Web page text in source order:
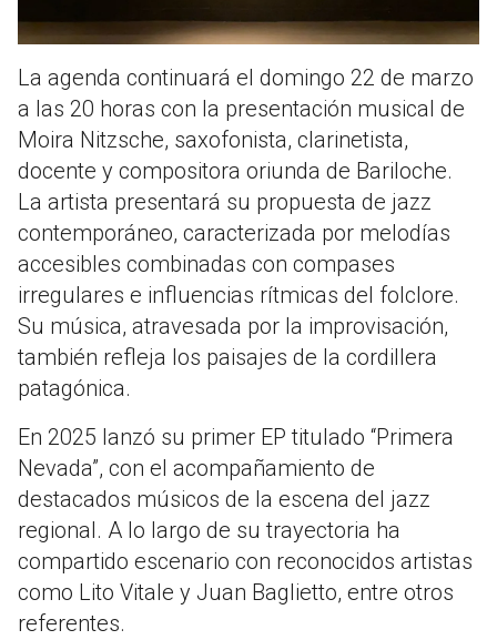
La agenda continuará el domingo 22 de marzo
a las 20 horas con la presentación musical de
Moira Nitzsche, saxofonista, clarinetista,
docente y compositora oriunda de Bariloche.
La artista presentará su propuesta de jazz
contemporáneo, caracterizada por melodías
accesibles combinadas con compases
irregulares e influencias rítmicas del folclore.
Su música, atravesada por la improvisación,
también refleja los paisajes de la cordillera
patagónica.
En 2025 lanzó su primer EP titulado “Primera
Nevada”, con el acompañamiento de
destacados músicos de la escena del jazz
regional. A lo largo de su trayectoria ha
compartido escenario con reconocidos artistas
como Lito Vitale y Juan Baglietto, entre otros
referentes.